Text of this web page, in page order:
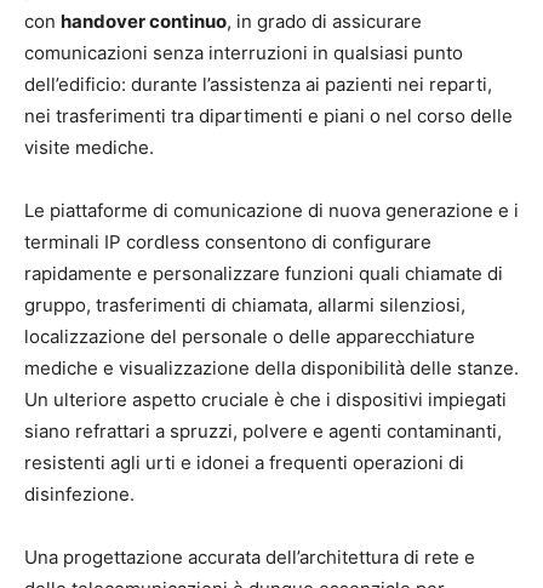
con handover continuo, in grado di assicurare
comunicazioni senza interruzioni in qualsiasi punto
dell’edificio: durante l’assistenza ai pazienti nei reparti,
nei trasferimenti tra dipartimenti e piani o nel corso delle
visite mediche.
Le piattaforme di comunicazione di nuova generazione e i
terminali IP cordless consentono di configurare
rapidamente e personalizzare funzioni quali chiamate di
gruppo, trasferimenti di chiamata, allarmi silenziosi,
localizzazione del personale o delle apparecchiature
mediche e visualizzazione della disponibilità delle stanze.
Un ulteriore aspetto cruciale è che i dispositivi impiegati
siano refrattari a spruzzi, polvere e agenti contaminanti,
resistenti agli urti e idonei a frequenti operazioni di
disinfezione.
Una progettazione accurata dell’architettura di rete e